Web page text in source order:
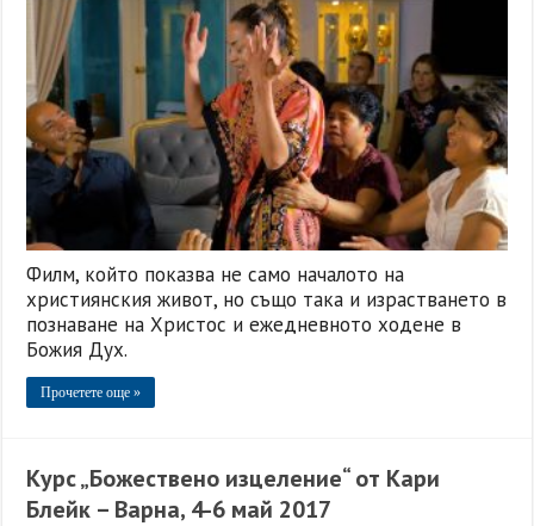
Филм, който показва не само началото на
християнския живот, но също така и израстването в
познаване на Христос и ежедневното ходене в
Божия Дух.
Прочетете още »
Курс „Божествено изцеление“ от Кари
Блейк – Варна, 4-6 май 2017